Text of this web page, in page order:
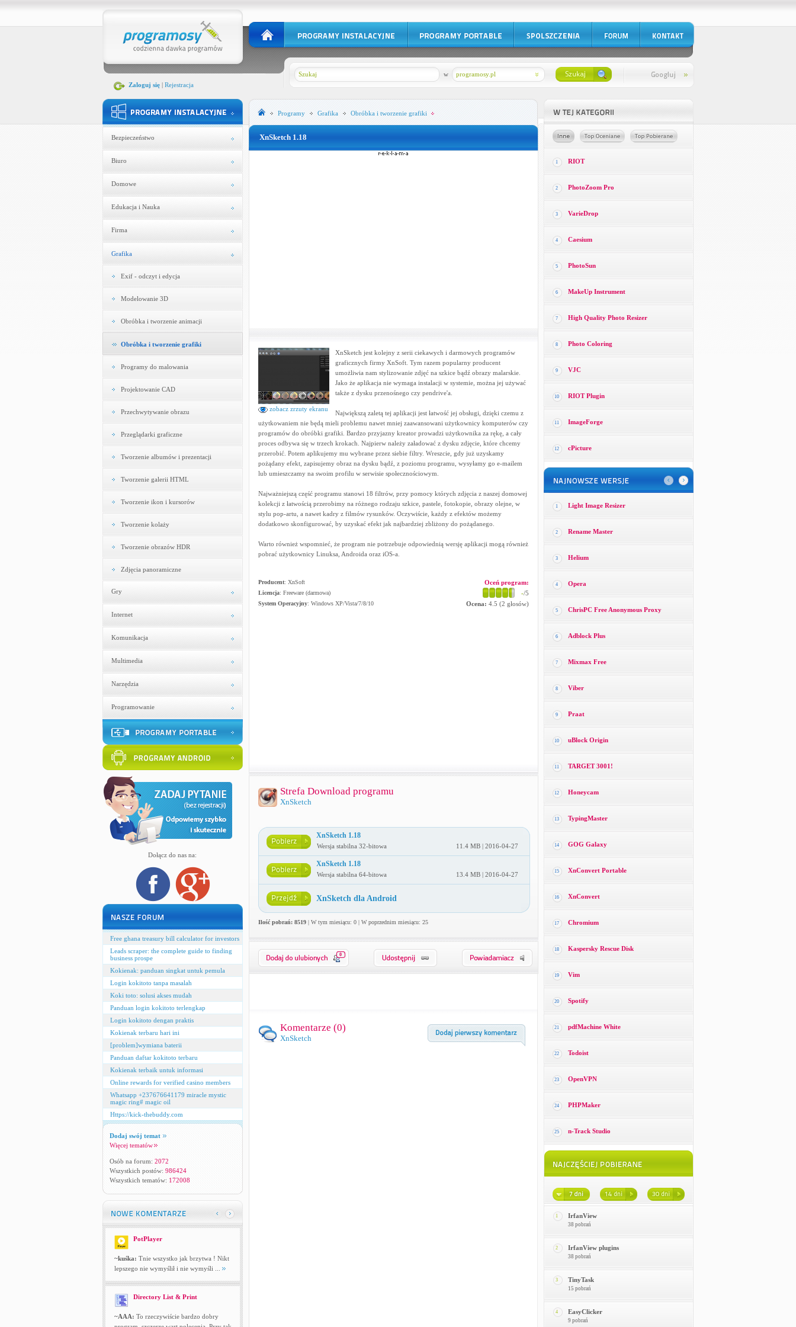
Zaloguj się| Rejestracja
programosy.pl
w
Bezpieczeństwo
Biuro
Domowe
Edukacja i Nauka
Firma
Grafika
Exif - odczyt i edycja
Modelowanie 3D
Obróbka i tworzenie animacji
Obróbka i tworzenie grafiki
Programy do malowania
Projektowanie CAD
Przechwytywanie obrazu
Przeglądarki graficzne
Tworzenie albumów i prezentacji
Tworzenie galerii HTML
Tworzenie ikon i kursorów
Tworzenie kolaży
Tworzenie obrazów HDR
Zdjęcia panoramiczne
Gry
Internet
Komunikacja
Multimedia
Narzędzia
Programowanie
Dołącz do nas na:
Free ghana treasury bill calculator for investors
Leads scraper: the complete guide to finding
business prospe
Kokienak: panduan singkat untuk pemula
Login kokitoto tanpa masalah
Koki toto: solusi akses mudah
Panduan login kokitoto terlengkap
Login kokitoto dengan praktis
Kokienak terbaru hari ini
[problem]wymiana baterii
Panduan daftar kokitoto terbaru
Kokienak terbaik untuk informasi
Online rewards for verified casino members
Whatsapp +237676641179 miracle mystic
magic ring# magic oil
Https://kick-thebuddy.com
Dodaj swój temat
Więcej tematów
Osób na forum: 2072
Wszystkich postów: 986424
Wszystkich tematów: 172008
PotPlayer
~kuśka: Tnie wszystko jak brzytwa ! Nikt
lepszego nie wymyślił i nie wymyśli ...
Directory List & Print
~AAA: To rzeczywiście bardzo dobry
Programy Grafika Obróbka i tworzenie grafiki
XnSketch 1.18
zobacz zrzuty ekranu
XnSketch jest kolejny z serii ciekawych i darmowych programów
graficznych firmy XnSoft. Tym razem popularny producent
umożliwia nam stylizowanie zdjęć na szkice bądź obrazy malarskie.
Jako że aplikacja nie wymaga instalacji w systemie, można jej używać
także z dysku przenośnego czy pendrive'a.
Największą zaletą tej aplikacji jest łatwość jej obsługi, dzięki czemu z
użytkowaniem nie będą mieli problemu nawet mniej zaawansowani użytkownicy komputerów czy
programów do obróbki grafiki. Bardzo przyjazny kreator prowadzi użytkownika za rękę, a cały
proces odbywa się w trzech krokach. Najpierw należy załadować z dysku zdjęcie, które chcemy
przerobić. Potem aplikujemy mu wybrane przez siebie filtry. Wreszcie, gdy już uzyskamy
pożądany efekt, zapisujemy obraz na dysku bądź, z poziomu programu, wysyłamy go e-mailem
lub umieszczamy na swoim profilu w serwisie społecznościowym.
Najważniejszą część programu stanowi 18 filtrów, przy pomocy których zdjęcia z naszej domowej
kolekcji z łatwością przerobimy na różnego rodzaju szkice, pastele, fotokopie, obrazy olejne, w
stylu pop-artu, a nawet kadry z filmów rysunków. Oczywiście, każdy z efektów możemy
dodatkowo skonfigurować, by uzyskać efekt jak najbardziej zbliżony do pożądanego.
Warto również wspomnieć, że program nie potrzebuje odpowiednią wersję aplikacji mogą również
pobrać użytkownicy Linuksa, Androida oraz iOS-a.
Producent: XnSoft
Licencja: Freeware (darmowa)
System Operacyjny: Windows XP/Vista/7/8/10
Oceń program:
-/5
Ocena: 4.5 (2 głosów)
Strefa Download programu
XnSketch
XnSketch 1.18
Wersja stabilna 32-bitowa 11.4 MB | 2016-04-27
XnSketch 1.18
Wersja stabilna 64-bitowa 13.4 MB | 2016-04-27
XnSketch dla Android
Ilość pobrań: 8519| W tym miesiącu: 0 | W poprzednim miesiącu: 25
0
Komentarze (0)
XnSketch
1 RIOT
2 PhotoZoom Pro
3 VarieDrop
4 Caesium
5 PhotoSun
6 MakeUp Instrument
7 High Quality Photo Resizer
8 Photo Coloring
9 VJC
10 RIOT Plugin
11 ImageForge
12 cPicture
1 Light Image Resizer
2 Rename Master
3 Helium
4 Opera
5 ChrisPC Free Anonymous Proxy
6 Adblock Plus
7 Mixmax Free
8 Viber
9 Praat
10 uBlock Origin
11 TARGET 3001!
12 Honeycam
13 TypingMaster
14 GOG Galaxy
15 XnConvert Portable
16 XnConvert
17 Chromium
18 Kaspersky Rescue Disk
19 Vim
20 Spotify
21 pdfMachine White
22 Todoist
23 OpenVPN
24 PHPMaker
25 n-Track Studio
1 IrfanView
38 pobrań
2 IrfanView plugins
38 pobrań
3 TinyTask
15 pobrań
4 EasyClicker
9 pobrań